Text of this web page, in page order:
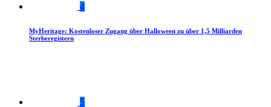
4
MyHeritage: Kostenloser Zugang über Halloween zu über 1,5 Milliarden
Sterberegistern
5